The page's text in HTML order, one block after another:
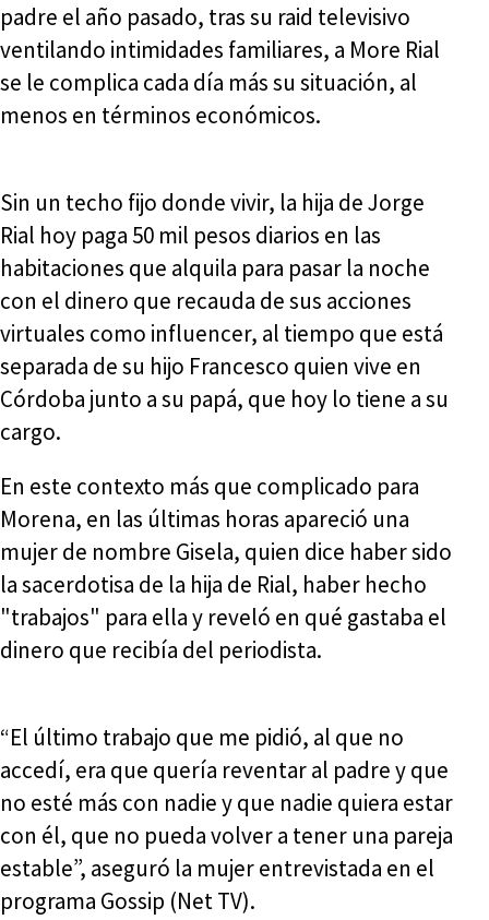
padre el año pasado, tras su raid televisivo
ventilando intimidades familiares, a More Rial
se le complica cada día más su situación, al
menos en términos económicos.
Sin un techo fijo donde vivir, la hija de Jorge
Rial hoy paga 50 mil pesos diarios en las
habitaciones que alquila para pasar la noche
con el dinero que recauda de sus acciones
virtuales como influencer, al tiempo que está
separada de su hijo Francesco quien vive en
Córdoba junto a su papá, que hoy lo tiene a su
cargo.
En este contexto más que complicado para
Morena, en las últimas horas apareció una
mujer de nombre Gisela, quien dice haber sido
la sacerdotisa de la hija de Rial, haber hecho
"trabajos" para ella y reveló en qué gastaba el
dinero que recibía del periodista.
“El último trabajo que me pidió, al que no
accedí, era que quería reventar al padre y que
no esté más con nadie y que nadie quiera estar
con él, que no pueda volver a tener una pareja
estable”, aseguró la mujer entrevistada en el
programa Gossip (Net TV).